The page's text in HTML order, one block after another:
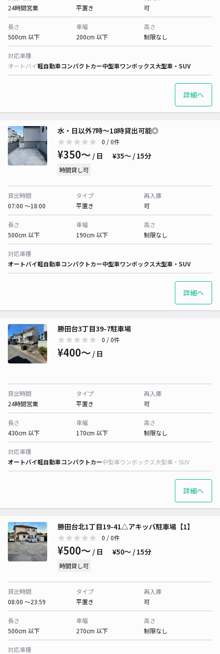
24時間営業
平置き
可
長さ
500cm 以下
車幅
200cm 以下
高さ
制限なし
対応車種
オートバイ軽自動車コンパクトカー中型車ワンボックス大型車・SUV
詳細へ
水・日以外7時～18時貸出可能◎
0 / 0件
¥350〜 / 日 ¥35〜 / 15分
時間貸し可
貸出時間
07:00 〜18:00
タイプ
平置き
再入庫
可
長さ
500cm 以下
車幅
190cm 以下
高さ
制限なし
対応車種
オートバイ軽自動車コンパクトカー中型車ワンボックス大型車・SUV
詳細へ
勝田台3丁目39-7駐車場
0 / 0件
¥400〜 / 日
貸出時間
24時間営業
タイプ
平置き
再入庫
可
長さ
430cm 以下
車幅
170cm 以下
高さ
制限なし
対応車種
オートバイ軽自動車コンパクトカー中型車ワンボックス大型車・SUV
詳細へ
勝田台北1丁目19-41△アキッパ駐車場【1】
0 / 0件
¥500〜 / 日 ¥50〜 / 15分
時間貸し可
貸出時間
08:00 〜23:59
タイプ
平置き
再入庫
可
長さ
500cm 以下
車幅
270cm 以下
高さ
制限なし
対応車種